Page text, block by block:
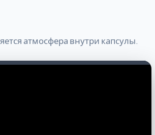
атмосфера внутри капсулы.